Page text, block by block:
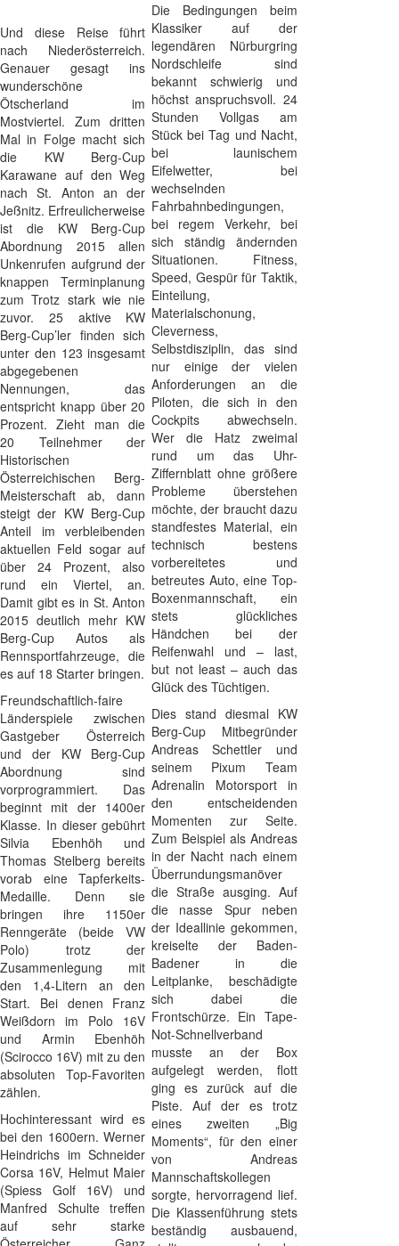
Und diese Reise führt
nach Niederösterreich.
Genauer gesagt ins
wunderschöne
Ötscherland im
Mostviertel. Zum dritten
Mal in Folge macht sich
die KW Berg-Cup
Karawane auf den Weg
nach St. Anton an der
Jeßnitz. Erfreulicherweise
ist die KW Berg-Cup
Abordnung 2015 allen
Unkenrufen aufgrund der
knappen Terminplanung
zum Trotz stark wie nie
zuvor. 25 aktive KW
Berg-Cup’ler finden sich
unter den 123 insgesamt
abgegebenen
Nennungen, das
entspricht knapp über 20
Prozent. Zieht man die
20 Teilnehmer der
Historischen
Österreichischen Berg-
Meisterschaft ab, dann
steigt der KW Berg-Cup
Anteil im verbleibenden
aktuellen Feld sogar auf
über 24 Prozent, also
rund ein Viertel, an.
Damit gibt es in St. Anton
2015 deutlich mehr KW
Berg-Cup Autos als
Rennsportfahrzeuge, die
es auf 18 Starter bringen.
Freundschaftlich-faire
Länderspiele zwischen
Gastgeber Österreich
und der KW Berg-Cup
Abordnung sind
vorprogrammiert. Das
beginnt mit der 1400er
Klasse. In dieser gebührt
Silvia Ebenhöh und
Thomas Stelberg bereits
vorab eine Tapferkeits-
Medaille. Denn sie
bringen ihre 1150er
Renngeräte (beide VW
Polo) trotz der
Zusammenlegung mit
den 1,4-Litern an den
Start. Bei denen Franz
Weißdorn im Polo 16V
und Armin Ebenhöh
(Scirocco 16V) mit zu den
absoluten Top-Favoriten
zählen.
Hochinteressant wird es
bei den 1600ern. Werner
Heindrichs im Schneider
Corsa 16V, Helmut Maier
(Spiess Golf 16V) und
Manfred Schulte treffen
auf sehr starke
Die Bedingungen beim
Klassiker auf der
legendären Nürburgring
Nordschleife sind
bekannt schwierig und
höchst anspruchsvoll. 24
Stunden Vollgas am
Stück bei Tag und Nacht,
bei launischem
Eifelwetter, bei
wechselnden
Fahrbahnbedingungen,
bei regem Verkehr, bei
sich ständig ändernden
Situationen. Fitness,
Speed, Gespür für Taktik,
Einteilung,
Materialschonung,
Cleverness,
Selbstdisziplin, das sind
nur einige der vielen
Anforderungen an die
Piloten, die sich in den
Cockpits abwechseln.
Wer die Hatz zweimal
rund um das Uhr-
Ziffernblatt ohne größere
Probleme überstehen
möchte, der braucht dazu
standfestes Material, ein
technisch bestens
vorbereitetes und
betreutes Auto, eine Top-
Boxenmannschaft, ein
stets glückliches
Händchen bei der
Reifenwahl und – last,
but not least – auch das
Glück des Tüchtigen.
Dies stand diesmal KW
Berg-Cup Mitbegründer
Andreas Schettler und
seinem Pixum Team
Adrenalin Motorsport in
den entscheidenden
Momenten zur Seite.
Zum Beispiel als Andreas
in der Nacht nach einem
Überrundungsmanöver
die Straße ausging. Auf
die nasse Spur neben
der Ideallinie gekommen,
kreiselte der Baden-
Badener in die
Leitplanke, beschädigte
sich dabei die
Frontschürze. Ein Tape-
Not-Schnellverband
musste an der Box
aufgelegt werden, flott
ging es zurück auf die
Piste. Auf der es trotz
eines zweiten „Big
Moments“, für den einer
von Andreas
Mannschaftskollegen
sorgte, hervorragend lief.
Die Klassenführung stets
beständig ausbauend,